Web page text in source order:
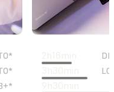
2h 18min
3h30min
9h30min